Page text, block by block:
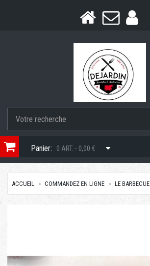
Panier: 0 ART. - 0,00 €
ACCUEIL COMMANDEZ EN LIGNE LE BARBECUE